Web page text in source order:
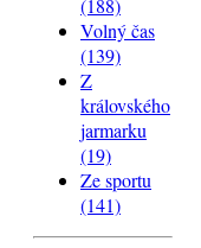
(188)
Volný čas
(139)
Z
královského
jarmarku
(19)
Ze sportu
(141)